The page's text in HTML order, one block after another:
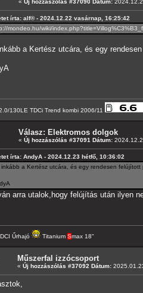
« Új hozzászólás #37090 Dátum:
írta: alf® - 2024.12.22 vasárnap, 16:25:42
mondeo.hu/wiki/
a Kertész utcára, és egy
130LE TDCi Trend kombi 2006/11
Válasz: Elektromos dolgok
« Új hozzászólás #37091 Dátum:
írta: AndyA - 2024.12.23 hétfő, 10:36:02
inkább a Kertész utcára, és egy rendesen felújított
arra utalok,hogy felújítás után ilyen
Űrhajó Titanium Smax 18"
Műszerfal izzócsoport
« Új hozzászólás #37092 Dátum: